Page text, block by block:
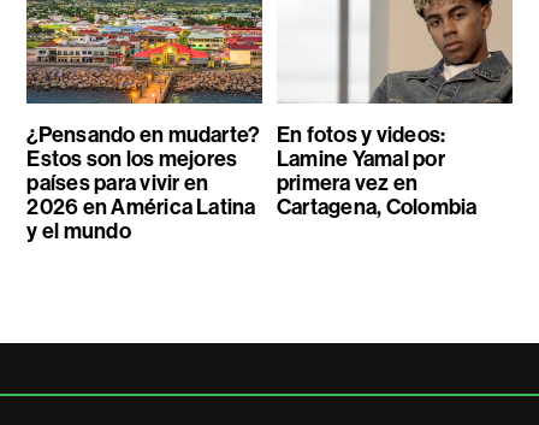
¿Pensando en mudarte?
Estos son los mejores
países para vivir en
2026 en América Latina
y el mundo
En fotos y videos:
Lamine Yamal por
primera vez en
Cartagena, Colombia